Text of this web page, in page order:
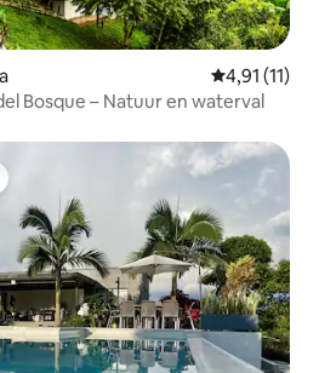
Gemiddelde
4,91 (11)
Bosque – Natuur en waterval